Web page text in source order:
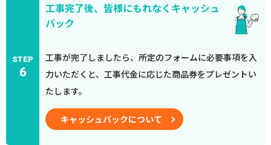
STEP
6
工事完了後、皆様にもれなくキャッシュ
バック
工事が完了しましたら、所定のフォームに必要事項を入
力いただくと、工事代金に応じた商品券をプレゼントい
たします。
キャッシュバックについて